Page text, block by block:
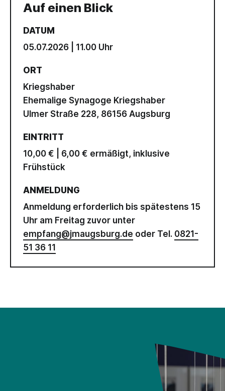
Auf einen Blick
DATUM
05.07.2026 | 11.00 Uhr
ORT
Kriegshaber
Ehemalige Synagoge Kriegshaber
Ulmer Straße 228, 86156 Augsburg
EINTRITT
10,00 € | 6,00 € ermäßigt, inklusive
Frühstück
ANMELDUNG
Anmeldung erforderlich bis spätestens 15
Uhr am Freitag zuvor unter
empfang@jmaugsburg.de oder Tel. 0821-
51 36 11